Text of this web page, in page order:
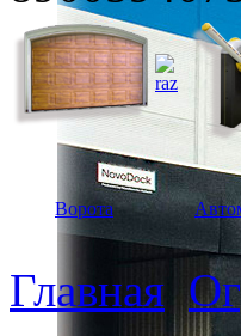
Ворота
Главная